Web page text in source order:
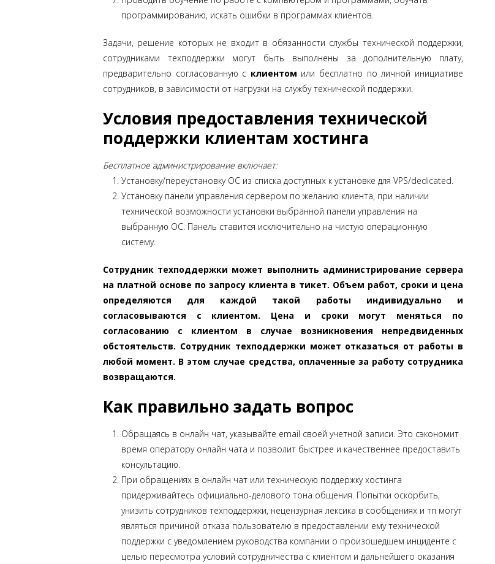
программированию, искать ошибки в программах клиентов.
Задачи, решение которых не входит в обязанности службы технической поддержки,
сотрудниками техподдержки могут быть выполнены за дополнительную плату,
предварительно согласованную с клиентом или бесплатно по личной инициативе
сотрудников, в зависимости от нагрузки на службу технической поддержки.
Условия предоставления технической
поддержки клиентам хостинга
Бесплатное администрирование включает:
Установку/переустановку ОС из списка доступных к установке для VPS/dedicated.
Установку панели управления сервером по желанию клиента, при наличии
технической возможности установки выбранной панели управления на
выбранную ОС. Панель ставится исключительно на чистую операционную
систему.
Сотрудник техподдержки может выполнить администрирование сервера
на платной основе по запросу клиента в тикет. Объем работ, сроки и цена
определяются для каждой такой работы индивидуально и
согласовываются с клиентом. Цена и сроки могут меняться по
согласованию с клиентом в случае возникновения непредвиденных
обстоятельств. Сотрудник техподдержки может отказаться от работы в
любой момент. В этом случае средства, оплаченные за работу сотрудника
возвращаются.
Как правильно задать вопрос
Обращаясь в онлайн чат, указывайте email своей учетной записи. Это сэкономит
время оператору онлайн чата и позволит быстрее и качественнее предоставить
консультацию.
При обращениях в онлайн чат или техническую поддержку хостинга
придерживайтесь официально-делового тона общения. Попытки оскорбить,
унизить сотрудников техподдержки, нецензурная лексика в сообщениях и тп могут
являться причиной отказа пользователю в предоставлении ему технической
поддержки с уведомлением руководства компании о произошедшем инциденте с
целью пересмотра условий сотрудничества с клиентом и дальнейшего оказания